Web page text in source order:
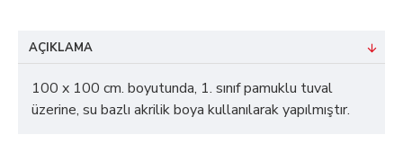
AÇIKLAMA
100 x 100 cm. boyutunda, 1. sınıf pamuklu tuval
üzerine, su bazlı akrilik boya kullanılarak yapılmıştır.